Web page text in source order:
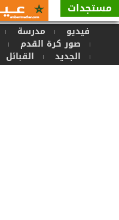
مستجدات
فيديو مدرسة
صور كرة القدم
الجديد القبائل